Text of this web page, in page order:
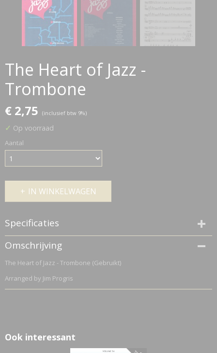
The Heart of Jazz -
Trombone
€ 2,75 (inclusief btw 9%)
✓ Op voorraad
Aantal
IN WINKELWAGEN
Specificaties
Netto gewicht
0,10 Kg
Bruto gewicht
Omschrijving
The Heart of Jazz - Trombone (Gebruikt)
Arranged by Jim Progris
Ook interessant